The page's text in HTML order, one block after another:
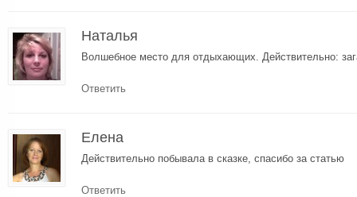
Наталья
Волшебное место для отдыхающих. Действительно:
Ответить
Елена
Действительно побывала в сказке, спасибо за статью
Ответить